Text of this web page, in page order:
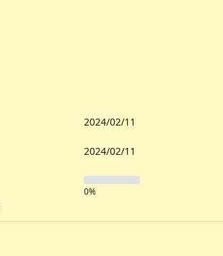
2024/02/11
2024/02/11
0%